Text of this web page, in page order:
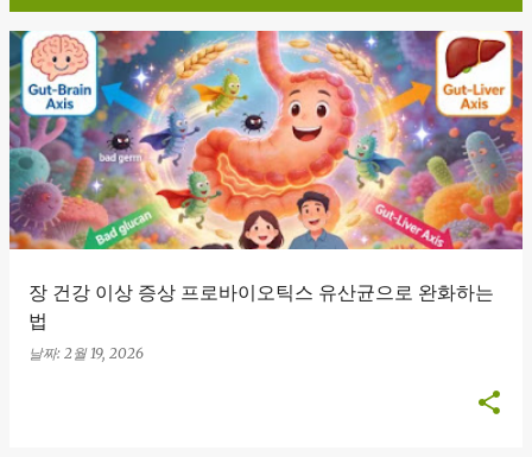
글
장 건강 이상 증상 프로바이오틱스 유산균으로 완화하는
법
날짜: 2월 19, 2026